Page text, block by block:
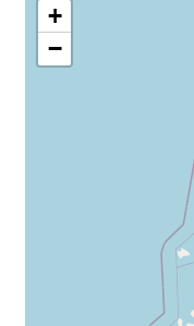
+
−